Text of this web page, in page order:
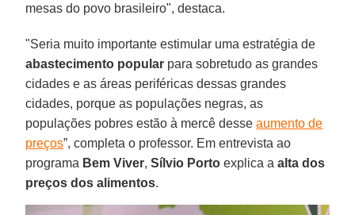
mesas do povo brasileiro", destaca.
"Seria muito importante estimular uma estratégia de
abastecimento popular para sobretudo as grandes
cidades e as áreas periféricas dessas grandes
cidades, porque as populações negras, as
populações pobres estão à mercê desseaumento de
preços”, completa o professor. Em entrevista ao
programa Bem Viver,Sílvio Porto explica a alta dos
preços dos alimentos.